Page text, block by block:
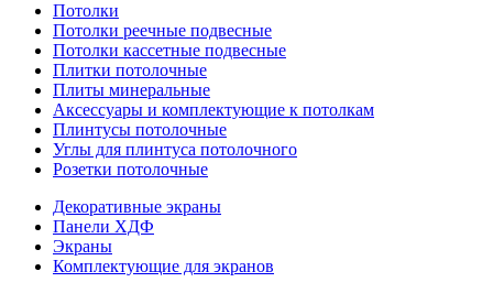
Потолки
Потолки реечные подвесные
Потолки кассетные подвесные
Плитки потолочные
Плиты минеральные
Аксессуары и комплектующие к потолкам
Плинтусы потолочные
Углы для плинтуса потолочного
Розетки потолочные
Декоративные экраны
Панели ХДФ
Экраны
Комплектующие для экранов